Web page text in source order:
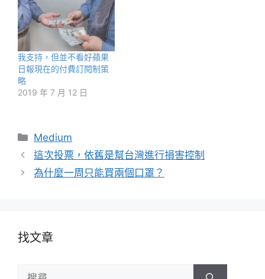
我支持，但並不看好蘋果
日報現在的付費訂閱制策
略
2019 年 7 月 12 日
分
類
Medium
這次投票，依舊是幫台灣進行損害控制
為什麼一周只能買兩個口罩？
找文章